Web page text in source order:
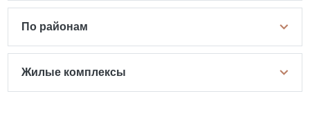
По районам
Жилые комплексы